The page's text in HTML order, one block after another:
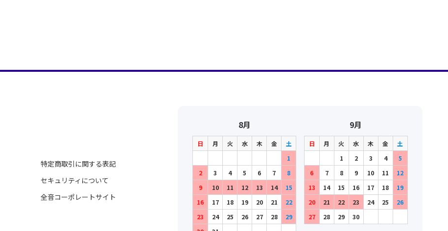
特定商取引に関する表記
セキュリティについて
全音コーポレートサイト
8月
日 月 火 水 木 金
土
1
2
3 4 5 6 7
8
9
10 11 12 13 14
15
16
17 18 19 20 21
22
23
24 25 26 27 28
29
9月
日 月 火 水 木 金
土
1
2 3 4
5
6
7 8 9 10 11
12
13
14 15 16 17 18
19
20
21 22 23 24 25
26
27
28 29 30